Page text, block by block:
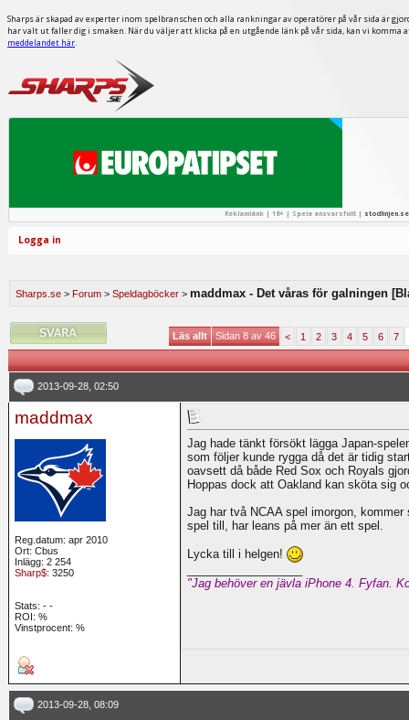
Sharps är skapad av experter inom spelbranschen och alla rankningar av operatörer på vår sida är
har valt ut faller dig i smaken. När du väljer att klicka på en utgående länk på vår sida, kan vi
meddelandet här.
Reklamlänk | 18+ | Spela ansvarsfullt | stodlinjen.se
Logga in
Sharps.se > Forum > Speldagböcker > maddmax - Det våras för galningen
Läs allt Sidan 8 av 46 < 1 2 3 4 5 6 7
2013-09-28, 02:50
maddmax
Reg.datum: apr 2010
Ort: Cbus
Inlägg: 2 254
Sharp$: 3250
Stats: - -
ROI: %
Vinstprocent: %
Jag hade tänkt försökt lägga Japan-
som följer kunde rygga då det är tidig
oavsett då både Red Sox och Royals
Hoppas dock att Oakland kan sköta sig
Jag har två NCAA spel imorgon,
spel till, har leans på mer än ett spel.
Lycka till i helgen!
"Jag behöver en jävla iPhone 4. Fyfan.
2013-09-28, 08:09